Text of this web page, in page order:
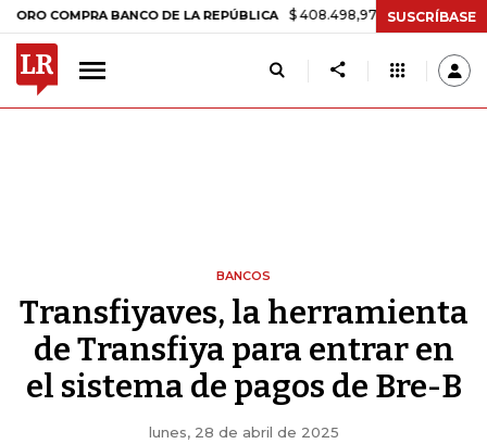
BANCO DE LA REPÚBLICA $ 408.498,97 +$ 8.753,81 +2,19%
SUSCRÍBASE
BANCOS
Transfiyaves, la herramienta
de Transfiya para entrar en
el sistema de pagos de Bre-B
lunes, 28 de abril de 2025